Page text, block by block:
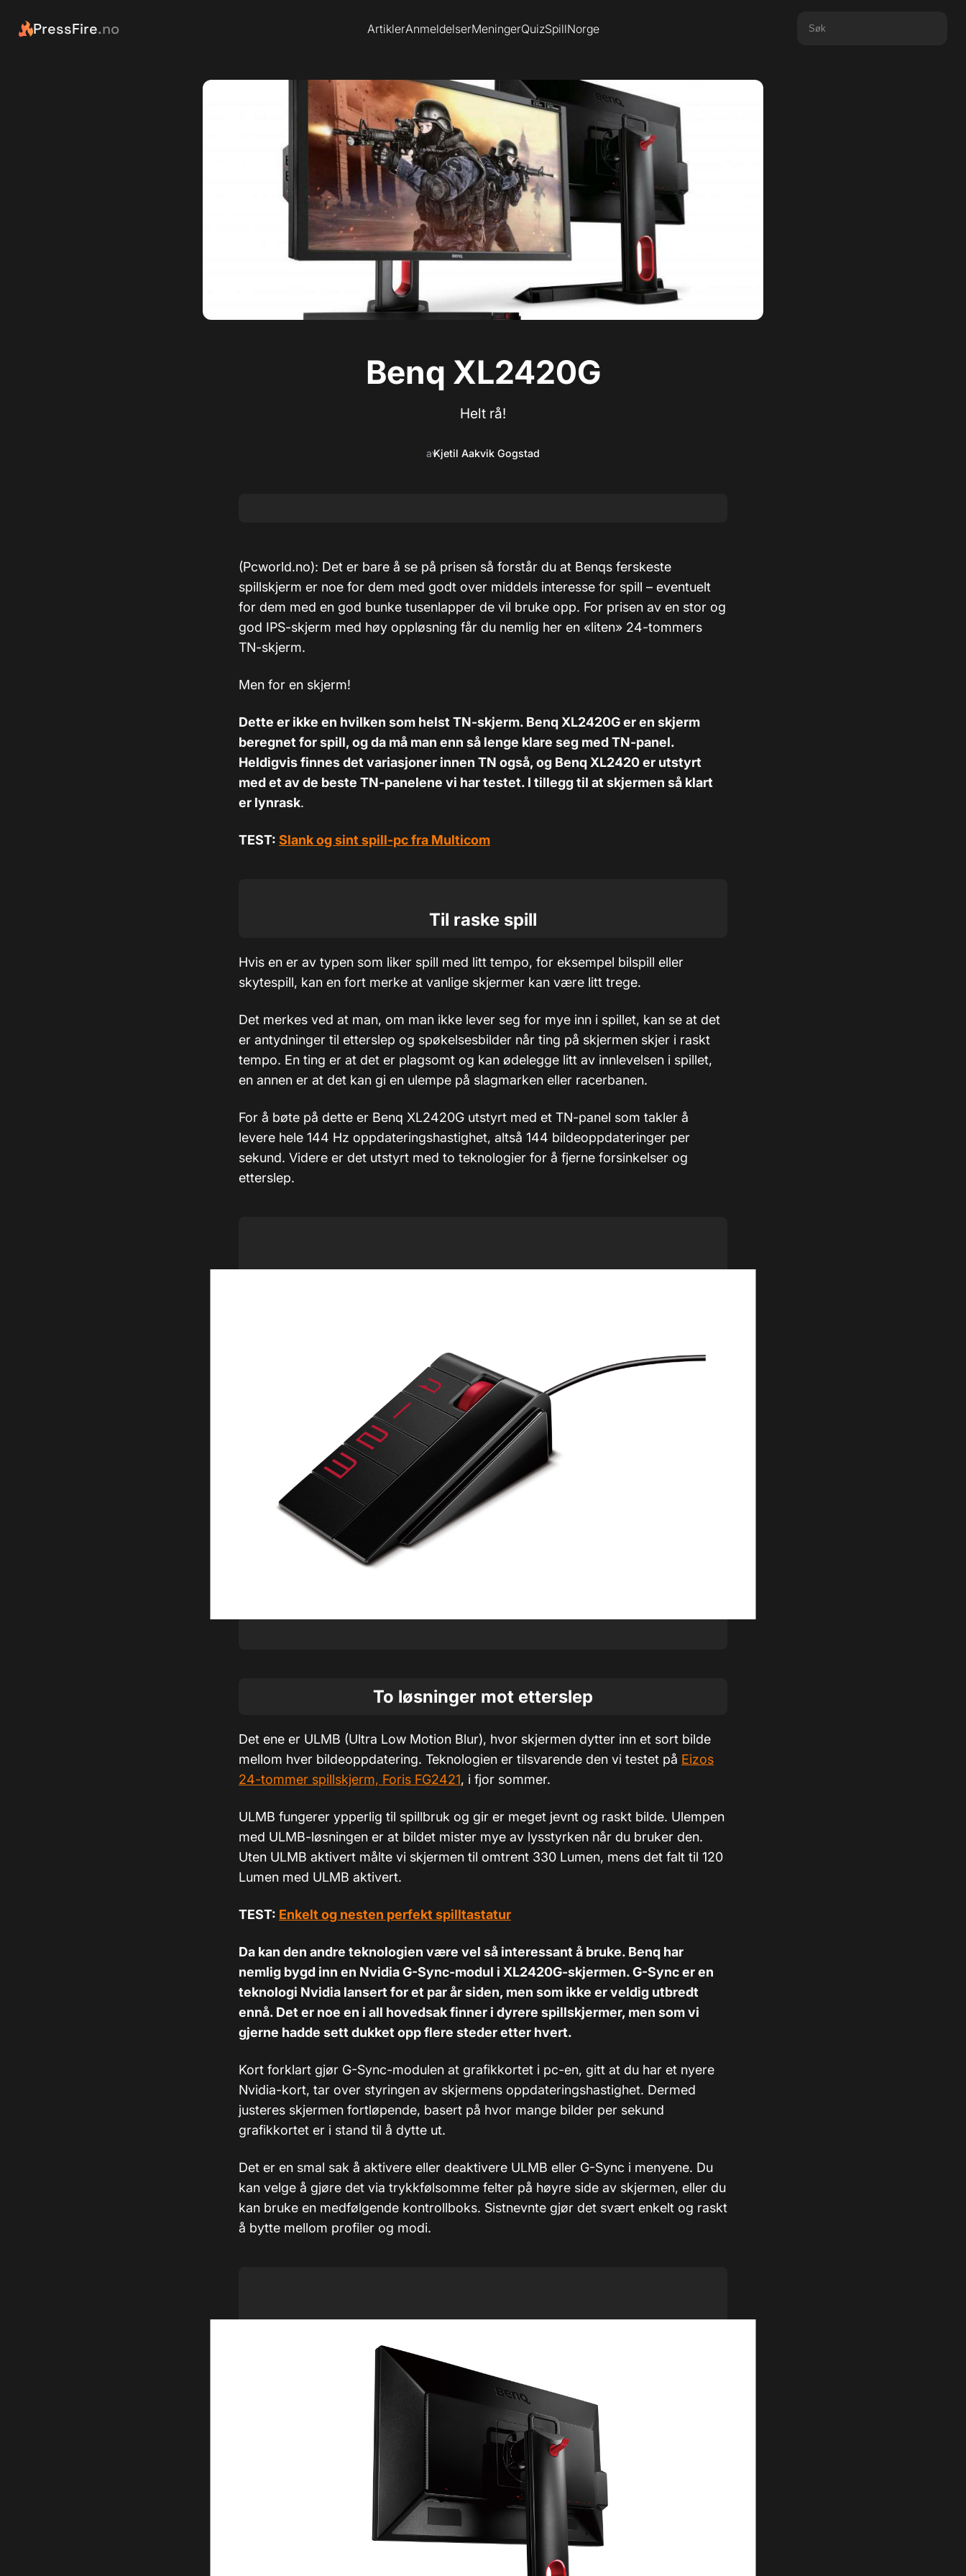
PressFire.no ArtiklerAnmeldelserMeningerQuizSpillNorge
Benq XL2420G
Helt rå!
avKjetil Aakvik Gogstad
(Pcworld.no): Det er bare å se på prisen så forstår du at Benqs ferskeste
spillskjerm er noe for dem med godt over middels interesse for spill – eventuelt
for dem med en god bunke tusenlapper de vil bruke opp. For prisen av en stor og
god IPS-skjerm med høy oppløsning får du nemlig her en «liten» 24-tommers
TN-skjerm.
Men for en skjerm!
Dette er ikke en hvilken som helst TN-skjerm. Benq XL2420G er en skjerm
beregnet for spill, og da må man enn så lenge klare seg med TN-panel.
Heldigvis finnes det variasjoner innen TN også, og Benq XL2420 er utstyrt
med et av de beste TN-panelene vi har testet. I tillegg til at skjermen så klart
er lynrask.
TEST: Slank og sint spill-pc fra Multicom
Til raske spill
Hvis en er av typen som liker spill med litt tempo, for eksempel bilspill eller
skytespill, kan en fort merke at vanlige skjermer kan være litt trege.
Det merkes ved at man, om man ikke lever seg for mye inn i spillet, kan se at det
er antydninger til etterslep og spøkelsesbilder når ting på skjermen skjer i raskt
tempo. En ting er at det er plagsomt og kan ødelegge litt av innlevelsen i spillet,
en annen er at det kan gi en ulempe på slagmarken eller racerbanen.
For å bøte på dette er Benq XL2420G utstyrt med et TN-panel som takler å
levere hele 144 Hz oppdateringshastighet, altså 144 bildeoppdateringer per
sekund. Videre er det utstyrt med to teknologier for å fjerne forsinkelser og
etterslep.
To løsninger mot etterslep
Det ene er ULMB (Ultra Low Motion Blur), hvor skjermen dytter inn et sort bilde
mellom hver bildeoppdatering. Teknologien er tilsvarende den vi testet på Eizos
24-tommer spillskjerm, Foris FG2421, i fjor sommer.
ULMB fungerer ypperlig til spillbruk og gir er meget jevnt og raskt bilde. Ulempen
med ULMB-løsningen er at bildet mister mye av lysstyrken når du bruker den.
Uten ULMB aktivert målte vi skjermen til omtrent 330 Lumen, mens det falt til 120
Lumen med ULMB aktivert.
TEST: Enkelt og nesten perfekt spilltastatur
Da kan den andre teknologien være vel så interessant å bruke. Benq har
nemlig bygd inn en Nvidia G-Sync-modul i XL2420G-skjermen. G-Sync er en
teknologi Nvidia lansert for et par år siden, men som ikke er veldig utbredt
ennå. Det er noe en i all hovedsak finner i dyrere spillskjermer, men som vi
gjerne hadde sett dukket opp flere steder etter hvert.
Kort forklart gjør G-Sync-modulen at grafikkortet i pc-en, gitt at du har et nyere
Nvidia-kort, tar over styringen av skjermens oppdateringshastighet. Dermed
justeres skjermen fortløpende, basert på hvor mange bilder per sekund
grafikkortet er i stand til å dytte ut.
Det er en smal sak å aktivere eller deaktivere ULMB eller G-Sync i menyene. Du
kan velge å gjøre det via trykkfølsomme felter på høyre side av skjermen, eller du
kan bruke en medfølgende kontrollboks. Sistnevnte gjør det svært enkelt og raskt
å bytte mellom profiler og modi.